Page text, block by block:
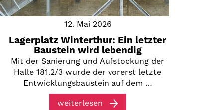
12. Mai 2026
Lagerplatz Winterthur: Ein letzter
Baustein wird lebendig
Mit der Sanierung und Aufstockung der
Halle 181.2/3 wurde der vorerst letzte
Entwicklungsbaustein auf dem …
weiterlesen